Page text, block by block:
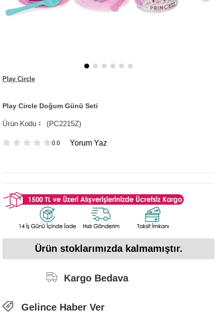
Play Circle
Play Circle Doğum Günü Seti
(PC2215Z)
0.0 Yorum Yaz
Ürün stoklarımızda kalmamıştır.
Kargo Bedava
Gelince Haber Ver